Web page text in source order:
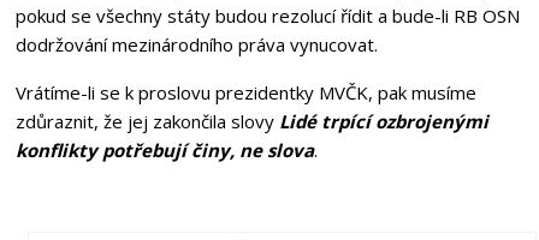
pokud se všechny státy budou rezolucí řídit a bude-li RB OSN
dodržování mezinárodního práva vynucovat.
Vrátíme-li se k proslovu prezidentky MVČK, pak musíme
zdůraznit, že jej zakončila slovy Lidé trpící ozbrojenými
konflikty potřebují činy, ne slova.